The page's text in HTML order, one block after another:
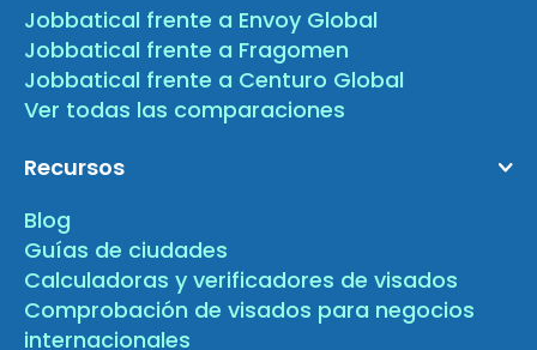
Jobbatical frente a Envoy Global
Jobbatical frente a Fragomen
Jobbatical frente a Centuro Global
Ver todas las comparaciones
Recursos
Blog
Guías de ciudades
Calculadoras y verificadores de visados
Comprobación de visados para negocios
internacionales